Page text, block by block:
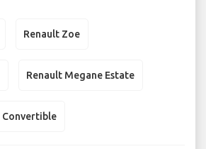
Renault Zoe
Renault Megane Estate
Convertible